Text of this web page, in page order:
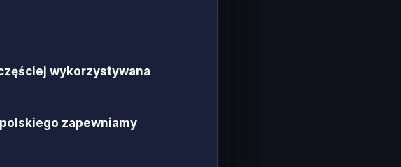
wykorzystywana
zapewniamy